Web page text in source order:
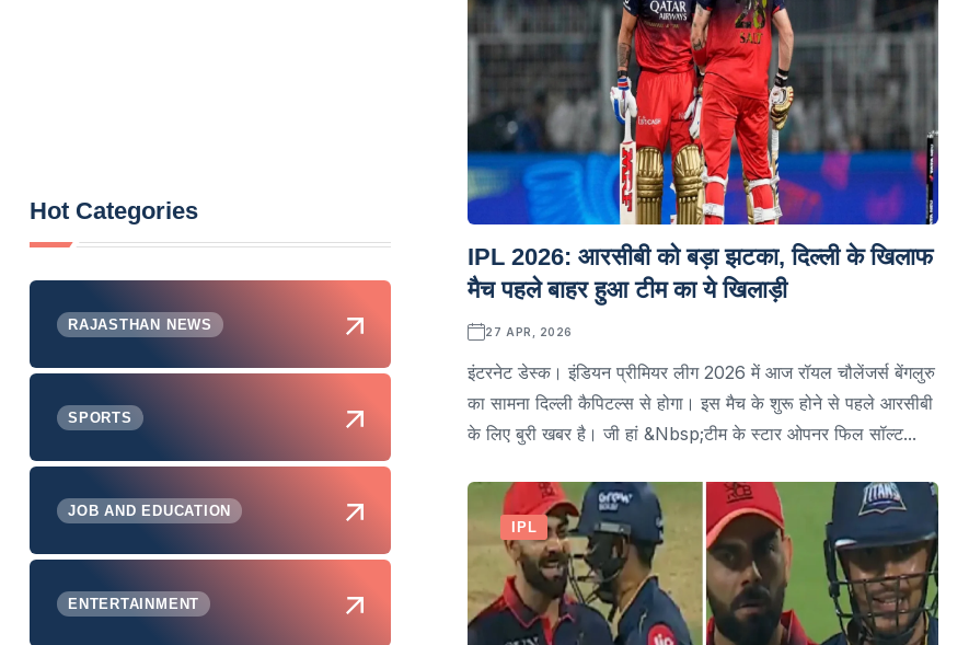
IPL 2026: आरसीबी को बड़ा झटका, दिल्ली के खिलाफ
मैच पहले बाहर हुआ टीम का ये खिलाड़ी
27 APR, 2026
इंटरनेट डेस्क। इंडियन प्रीमियर लीग 2026 में आज रॉयल चौलेंजर्स बेंगलुरु
का सामना दिल्ली कैपिटल्स से होगा। इस मैच के शुरू होने से पहले आरसीबी
के लिए बुरी खबर है। जी हां &nbsp;टीम के स्टार ओपनर फिल सॉल्ट...
IPL
Hot Categories
RAJASTHAN NEWS
SPORTS
JOB AND EDUCATION
ENTERTAINMENT